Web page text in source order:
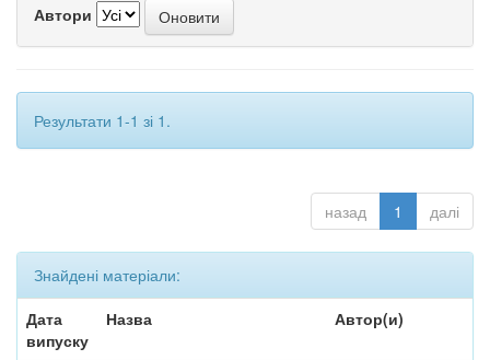
Автори
Результати 1-1 зі 1.
назад 1 далі
Знайдені матеріали:
Дата
випуску
Назва Автор(и)